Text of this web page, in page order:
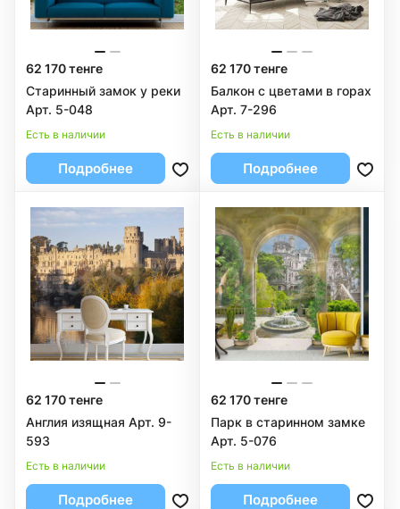
62 170 тенге
Старинный замок у реки
Арт. 5-048
Есть в наличии
Подробнее
62 170 тенге
Балкон с цветами в горах
Арт. 7-296
Есть в наличии
Подробнее
62 170 тенге
Англия изящная Арт. 9-
593
Есть в наличии
Подробнее
62 170 тенге
Парк в старинном замке
Арт. 5-076
Есть в наличии
Подробнее